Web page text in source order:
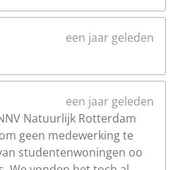
een jaar geleden
een jaar geleden
Natuurlijk Rotterdam
geen medewerking te
studentenwoningen oo